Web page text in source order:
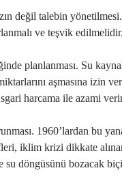
değil talebin
ve teşvik edilmelidir.
planlanması. Su
aşmasına
harcama ile azami
1960’lardan bu
iklim krizi dikkate
döngüsünü bozacak